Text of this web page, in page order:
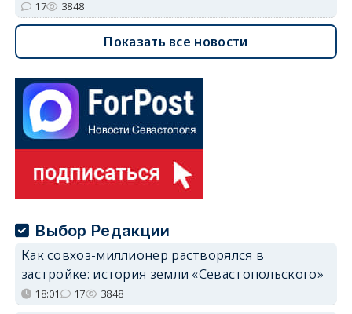
17 3848
Показать все новости
Выбор Редакции
Как совхоз-миллионер растворялся в
застройке: история земли «Севастопольского»
18:01 17 3848